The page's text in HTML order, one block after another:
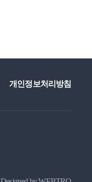
개인정보처리방침